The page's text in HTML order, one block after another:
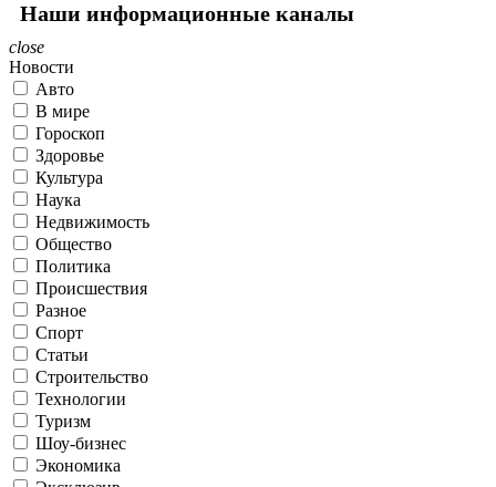
Наши информационные каналы
close
Новости
Авто
В мире
Гороскоп
Здоровье
Культура
Наука
Недвижимость
Общество
Политика
Происшествия
Разное
Спорт
Статьи
Строительство
Технологии
Туризм
Шоу-бизнес
Экономика